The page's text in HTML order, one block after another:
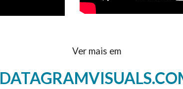
Ver mais em